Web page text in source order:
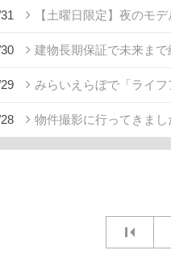
【土曜日限定】夜のモ
建物長期保証で未来まで
みらいえらぼで「ライフ
物件撮影に行ってきまし